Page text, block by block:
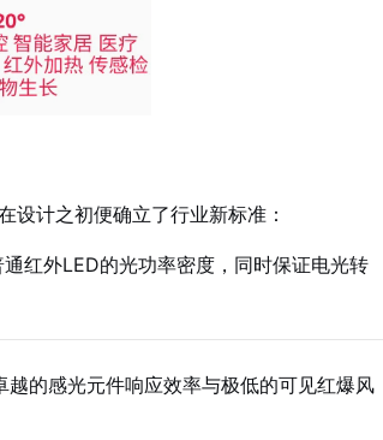
计之初便确立了行业新标准：
通红外LED的光功率密度，同时保证电光转
的感光元件响应效率与极低的可见红爆风